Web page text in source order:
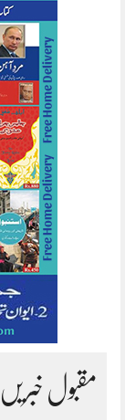
مقبول خبریں